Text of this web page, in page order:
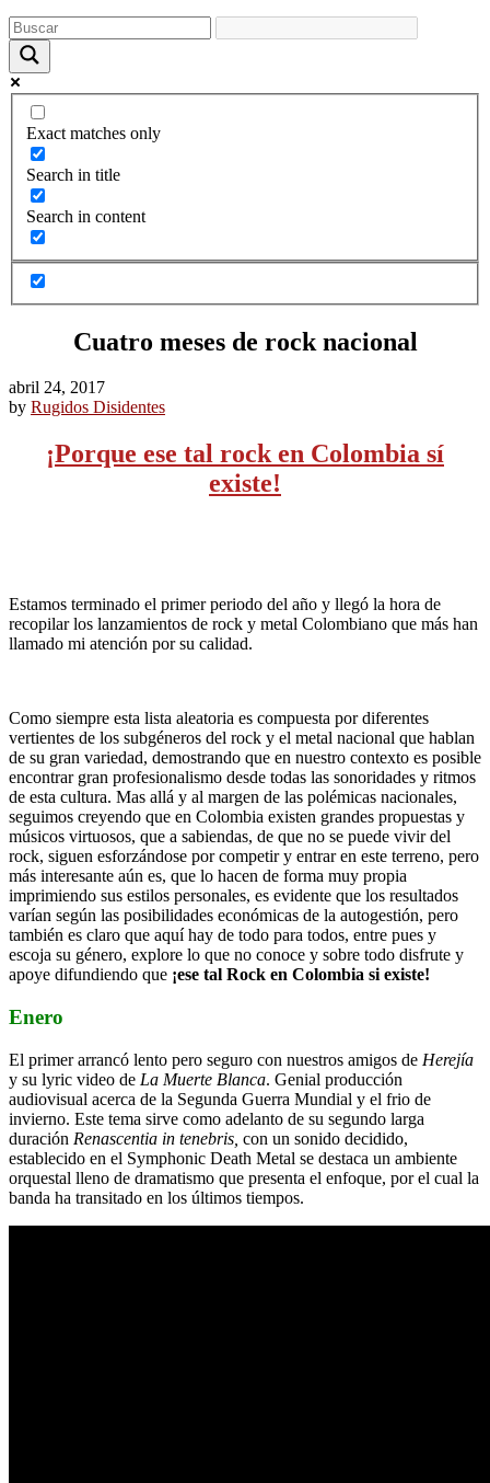
Exact matches only
Search in title
Search in content
Cuatro meses de rock nacional
abril 24, 2017
by Rugidos Disidentes
¡Porque ese tal rock en Colombia sí
existe!
Estamos terminado el primer periodo del año y llegó la hora de
recopilar los lanzamientos de rock y metal Colombiano que más han
llamado mi atención por su calidad.
Como siempre esta lista aleatoria es compuesta por diferentes
vertientes de los subgéneros del rock y el metal nacional que hablan
de su gran variedad, demostrando que en nuestro contexto es posible
encontrar gran profesionalismo desde todas las sonoridades y ritmos
de esta cultura. Mas allá y al margen de las polémicas nacionales,
seguimos creyendo que en Colombia existen grandes propuestas y
músicos virtuosos, que a sabiendas, de que no se puede vivir del
rock, siguen esforzándose por competir y entrar en este terreno, pero
más interesante aún es, que lo hacen de forma muy propia
imprimiendo sus estilos personales, es evidente que los resultados
varían según las posibilidades económicas de la autogestión, pero
también es claro que aquí hay de todo para todos, entre pues y
escoja su género, explore lo que no conoce y sobre todo disfrute y
apoye difundiendo que ¡ese tal Rock en Colombia si existe!
Enero
El primer arrancó lento pero seguro con nuestros amigos de Herejía
y su lyric video de La Muerte Blanca. Genial producción
audiovisual acerca de la Segunda Guerra Mundial y el frio de
invierno. Este tema sirve como adelanto de su segundo larga
duración Renascentia in tenebris, con un sonido decidido,
establecido en el Symphonic Death Metal se destaca un ambiente
orquestal lleno de dramatismo que presenta el enfoque, por el cual la
banda ha transitado en los últimos tiempos.